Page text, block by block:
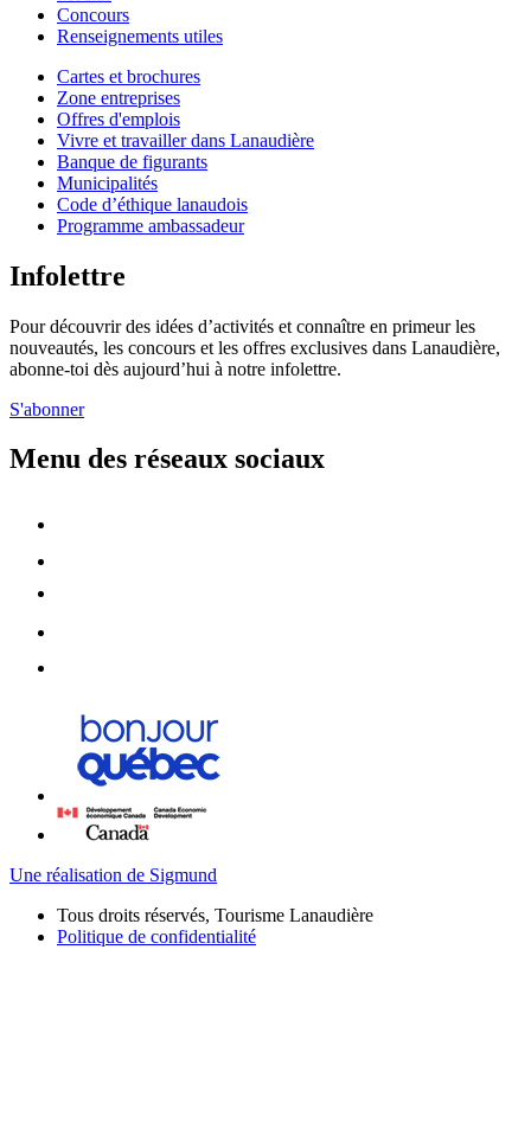
Concours
Renseignements utiles
Cartes et brochures
Zone entreprises
Offres d'emplois
Vivre et travailler dans Lanaudière
Banque de figurants
Municipalités
Code d’éthique lanaudois
Programme ambassadeur
Infolettre
Pour découvrir des idées d’activités et connaître en primeur les
nouveautés, les concours et les offres exclusives dans Lanaudière,
abonne-toi dès aujourd’hui à notre infolettre.
S'abonner
Menu des réseaux sociaux
Une réalisation de Sigmund
Tous droits réservés, Tourisme Lanaudière
Politique de confidentialité